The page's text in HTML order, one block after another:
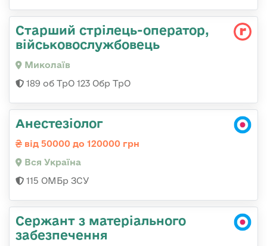
Старший стрілець-оператор,
військовослужбовець
Миколаїв
189 об ТрО 123 Обр ТрО
Анестезіолог
від 50000 до 120000 грн
Вся Україна
115 ОМБр ЗСУ
Сержант з матеріального
забезпечення